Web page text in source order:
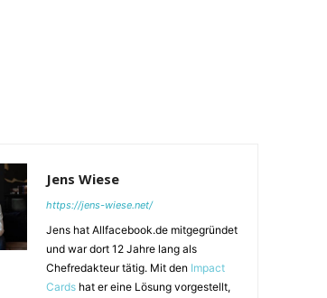
Jens Wiese
https://jens-wiese.net/
Jens hat Allfacebook.de mitgegründet
und war dort 12 Jahre lang als
Chefredakteur tätig. Mit den Impact
Cards hat er eine Lösung vorgestellt,